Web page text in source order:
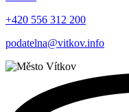
+420 556 312 200
podatelna@vitkov.info